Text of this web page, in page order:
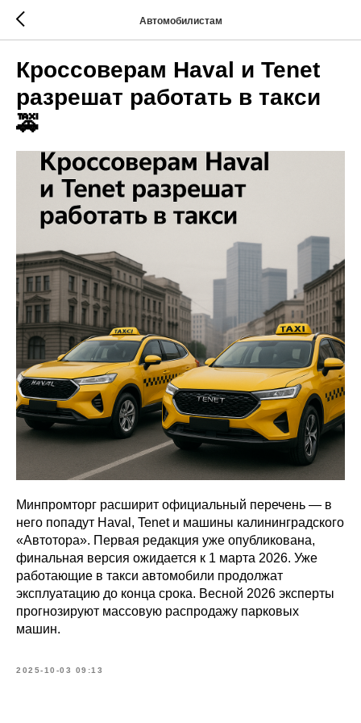
Автомобилистам
Кроссоверам Haval и Tenet
разрешат работать в такси
🚕
Минпромторг расширит официальный перечень — в
него попадут Haval, Tenet и машины калининградского
«Автотора». Первая редакция уже опубликована,
финальная версия ожидается к 1 марта 2026. Уже
работающие в такси автомобили продолжат
эксплуатацию до конца срока. Весной 2026 эксперты
прогнозируют массовую распродажу парковых
машин.
2025-10-03 09:13